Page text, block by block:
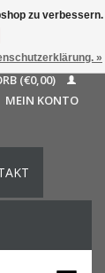
Nederlands
Français
English (US)
(€0,00)
MEIN KONTO
zu verbessern.
»